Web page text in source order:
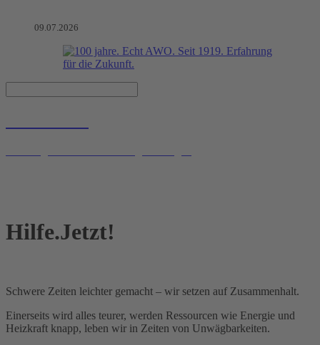
09.07.2026
Hilfe.Jetzt!
Schwere Zeiten leichter gemacht – wir setzen auf Zusammenhalt.
Einerseits wird alles teurer, werden Ressourcen wie Energie und
Heizkraft knapp, leben wir in Zeiten von Unwägbarkeiten.